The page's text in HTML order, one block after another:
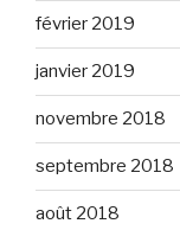
février 2019
janvier 2019
novembre 2018
septembre 2018
août 2018